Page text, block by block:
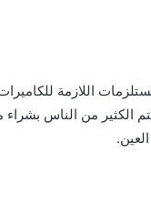
اللازمة
الكثير من الناس